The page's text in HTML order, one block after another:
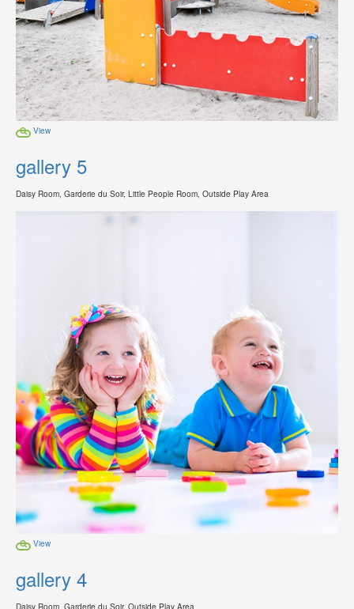
View
gallery 5
Daisy Room, Garderie du Soir, Little People Room, Outside Play Area
View
gallery 4
Daisy Room, Garderie du Soir, Outside Play Area